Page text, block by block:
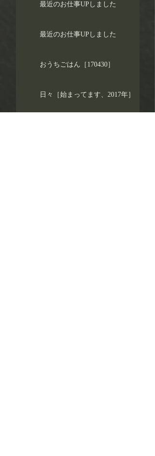
最近のお仕事UPしました
最近のお仕事UPしました
おうちごはん［170430］
日々［始まってます、2017年］